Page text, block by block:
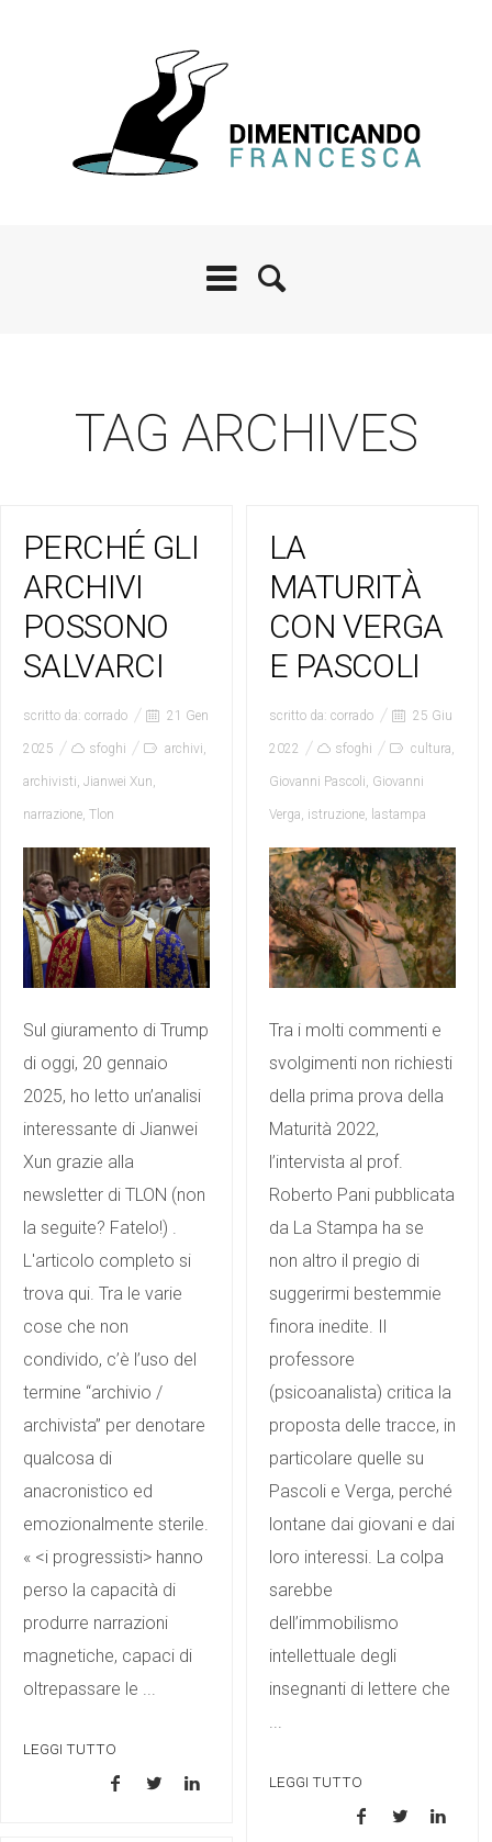
TAG ARCHIVES
PERCHÉ GLI
ARCHIVI
POSSONO
SALVARCI
scritto da: corrado 21 Gen
2025 sfoghi archivi,
archivisti, Jianwei Xun,
narrazione, Tlon
Sul giuramento di Trump
di oggi, 20 gennaio
2025, ho letto un’analisi
interessante di Jianwei
Xun grazie alla
newsletter di TLON (non
la seguite? Fatelo!) .
L'articolo completo si
trova qui. Tra le varie
cose che non
condivido, c’è l’uso del
termine “archivio /
archivista” per denotare
qualcosa di
anacronistico ed
emozionalmente sterile.
« <i progressisti> hanno
perso la capacità di
produrre narrazioni
magnetiche, capaci di
oltrepassare le ...
LEGGI TUTTO
LA
MATURITÀ
CON VERGA
E PASCOLI
scritto da: corrado 25 Giu
2022 sfoghi cultura,
Giovanni Pascoli, Giovanni
Verga, istruzione, lastampa
Tra i molti commenti e
svolgimenti non richiesti
della prima prova della
Maturità 2022,
l’intervista al prof.
Roberto Pani pubblicata
da La Stampa ha se
non altro il pregio di
suggerirmi bestemmie
finora inedite. Il
professore
(psicoanalista) critica la
proposta delle tracce, in
particolare quelle su
Pascoli e Verga, perché
lontane dai giovani e dai
loro interessi. La colpa
sarebbe
dell’immobilismo
intellettuale degli
insegnanti di lettere che
LEGGI TUTTO